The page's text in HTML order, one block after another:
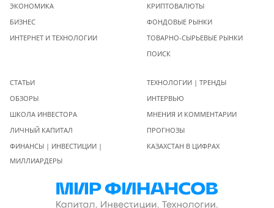
ЭКОНОМИКА
БИЗНЕС
ИНТЕРНЕТ И ТЕХНОЛОГИИ
КРИПТОВАЛЮТЫ
ФОНДОВЫЕ РЫНКИ
ТОВАРНО-СЫРЬЕВЫЕ РЫНКИ
ПОИСК
СТАТЬИ
ОБЗОРЫ
ШКОЛА ИНВЕСТОРА
ЛИЧНЫЙ КАПИТАЛ
ФИНАНСЫ | ИНВЕСТИЦИИ |
МИЛЛИАРДЕРЫ
ТЕХНОЛОГИИ | ТРЕНДЫ
ИНТЕРВЬЮ
МНЕНИЯ И КОММЕНТАРИИ
ПРОГНОЗЫ
КАЗАХСТАН В ЦИФРАХ